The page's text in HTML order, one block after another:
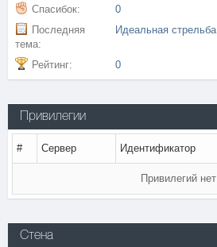
Спасибок:
0
Последняя
тема:
Рейтинг: 0
Привилегии
# Сервер Идентификатор
Привилегий нет
Стена